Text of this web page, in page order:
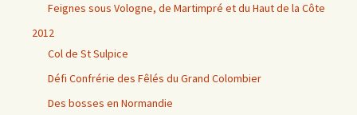
Feignes sous Vologne, de Martimpré et du Haut de la Côte
2012
Col de St Sulpice
Défi Confrérie des Fêlés du Grand Colombier
Des bosses en Normandie